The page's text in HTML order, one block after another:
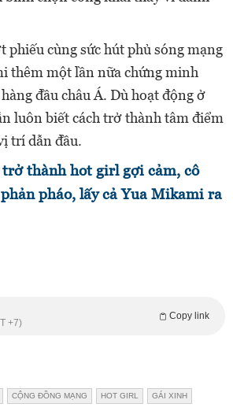
cùng sức hút phủ sóng mạng
thêm một lần nữa chứng minh
đầu châu Á. Dù hoạt động ở
luôn biết cách trở thành tâm điểm
trí dẫn đầu.
thành hot girl gợi cảm, cô
pháo, lấy cả Yua Mikami ra
Copy link
+7)
CỘNG ĐỒNG MẠNG HOT GIRL GÁI XINH